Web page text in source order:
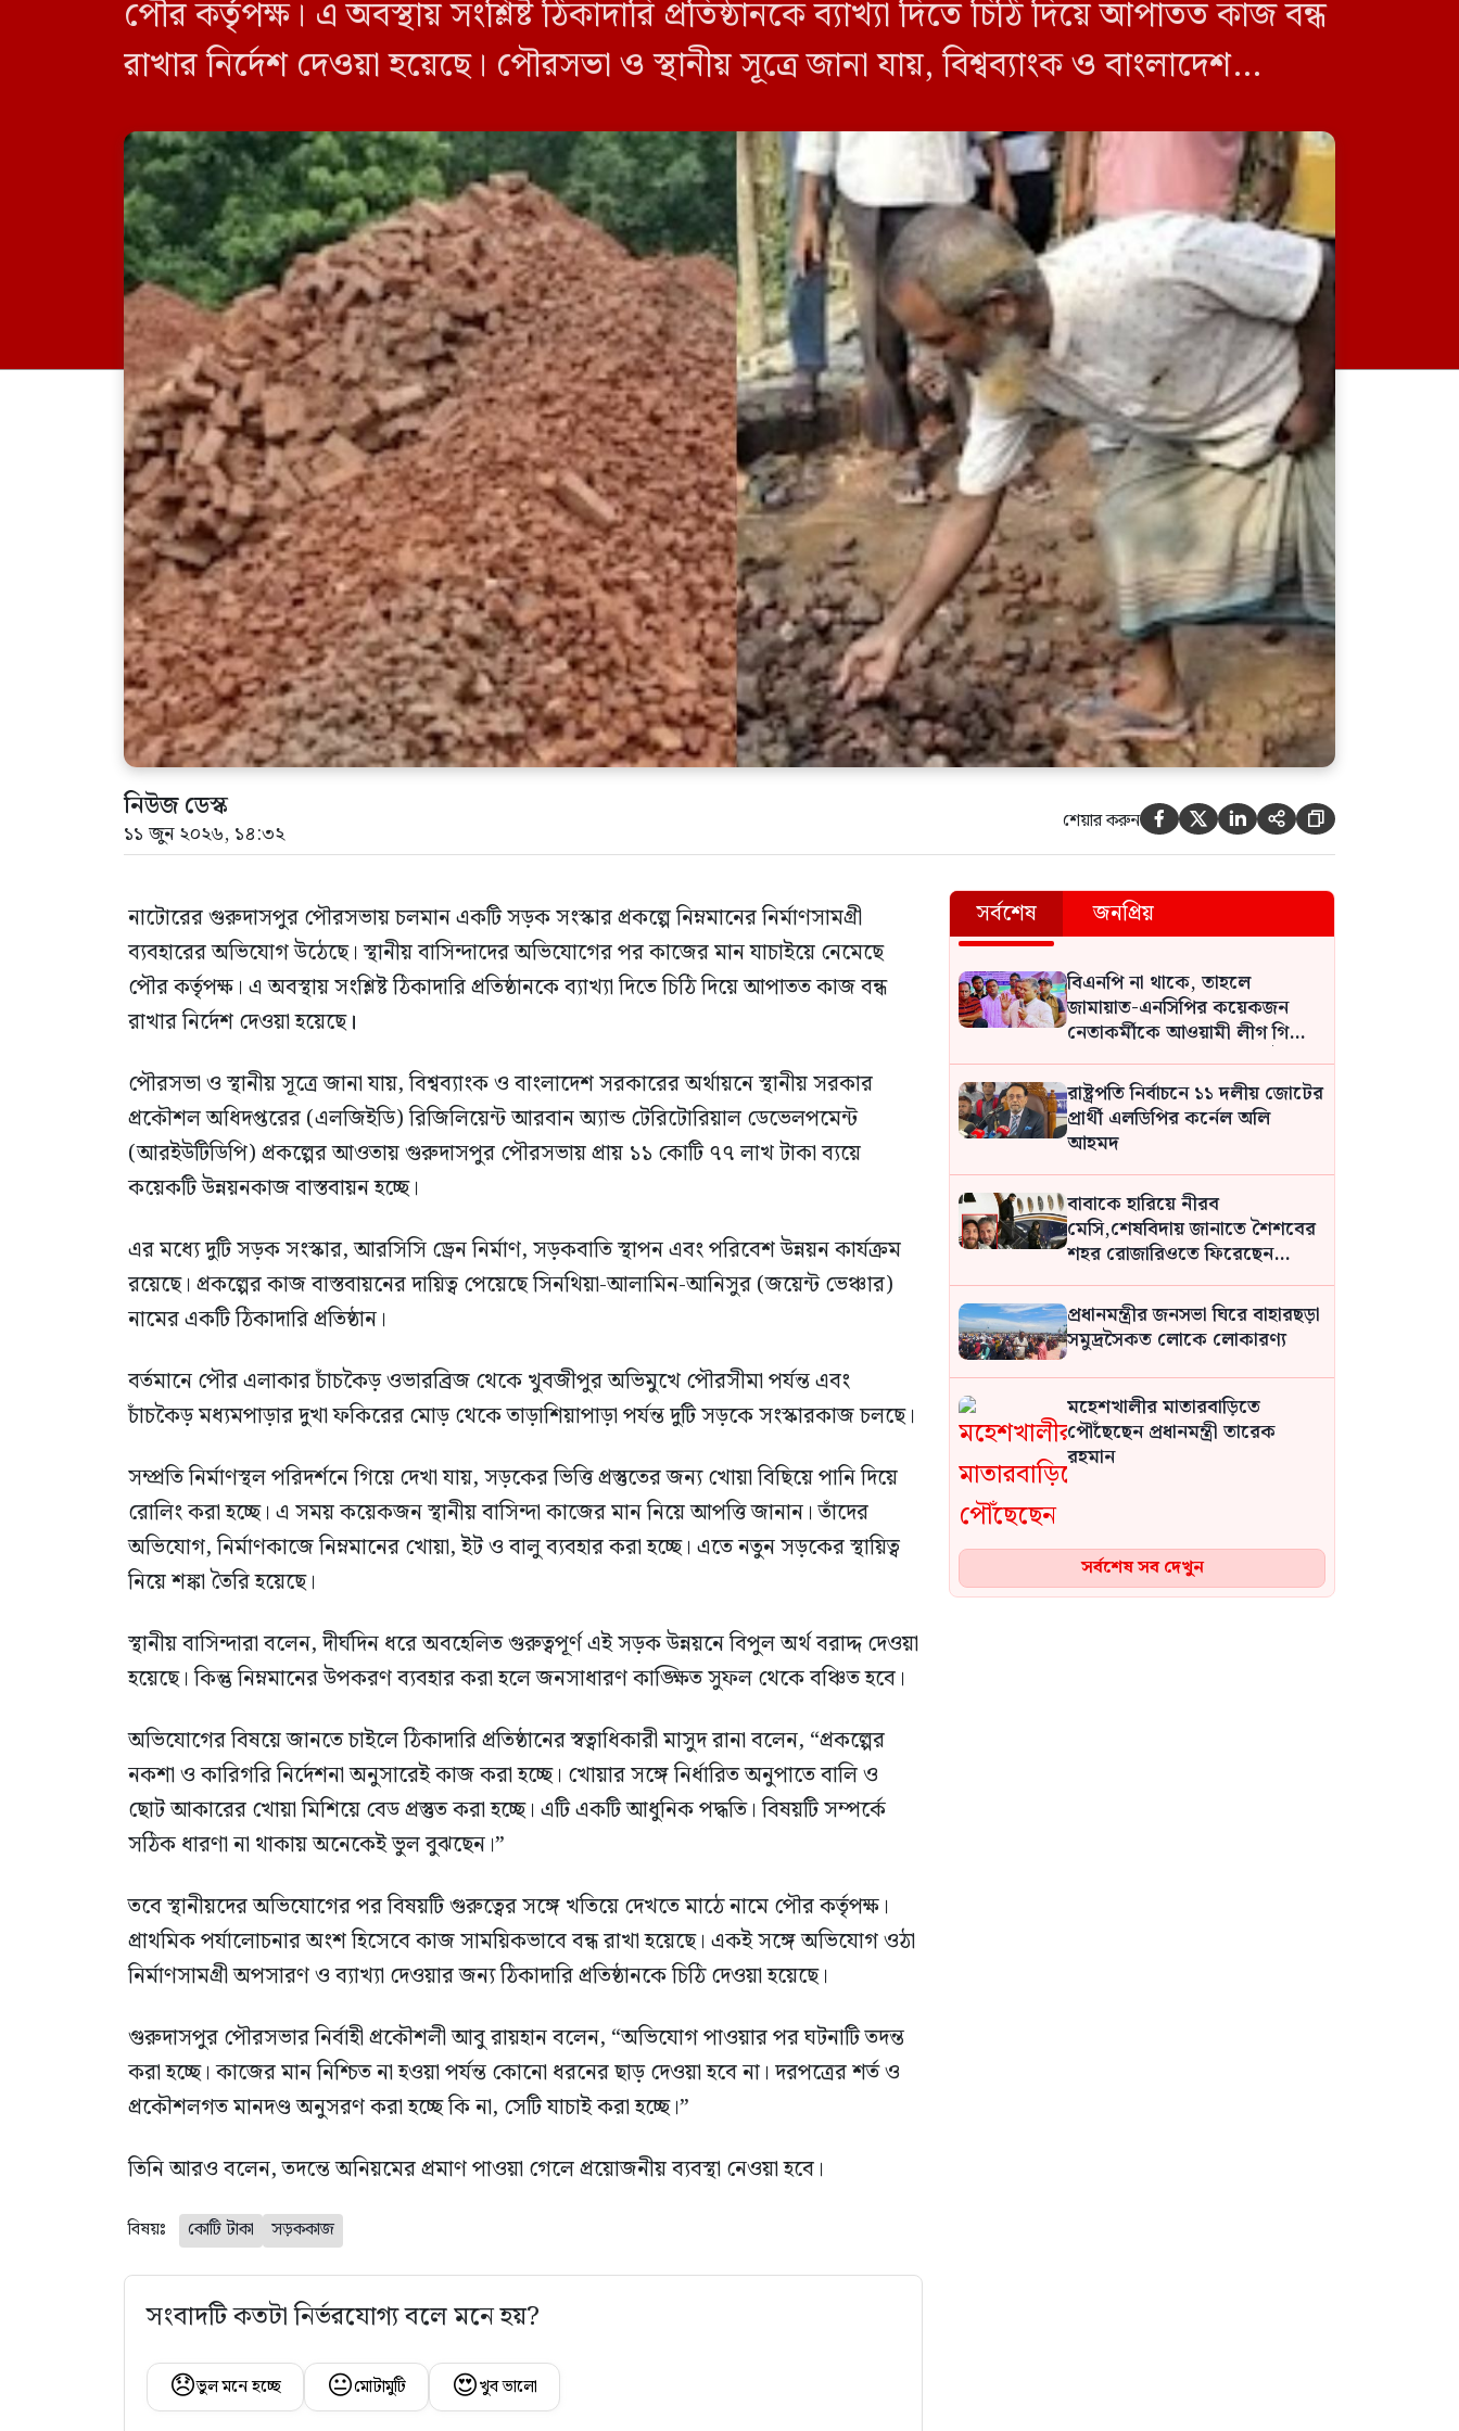
পৌর কর্তৃপক্ষ। এ অবস্থায় সংশ্লিষ্ট ঠিকাদারি প্রতিষ্ঠানকে ব্যাখ্যা দিতে চিঠি দিয়ে আপাতত কাজ বন্ধ
রাখার নির্দেশ দেওয়া হয়েছে। পৌরসভা ও স্থানীয় সূত্রে জানা যায়, বিশ্বব্যাংক ও বাংলাদেশ
নিউজ ডেস্ক
১১ জুন ২০২৬, ১৪:৩২ শেয়ার করুন     
নাটোরের গুরুদাসপুর পৌরসভায় চলমান একটি সড়ক সংস্কার প্রকল্পে নিম্নমানের নির্মাণসামগ্রী
ব্যবহারের অভিযোগ উঠেছে। স্থানীয় বাসিন্দাদের অভিযোগের পর কাজের মান যাচাইয়ে নেমেছে
পৌর কর্তৃপক্ষ। এ অবস্থায় সংশ্লিষ্ট ঠিকাদারি প্রতিষ্ঠানকে ব্যাখ্যা দিতে চিঠি দিয়ে আপাতত কাজ বন্ধ
রাখার নির্দেশ দেওয়া হয়েছে।
পৌরসভা ও স্থানীয় সূত্রে জানা যায়, বিশ্বব্যাংক ও বাংলাদেশ সরকারের অর্থায়নে স্থানীয় সরকার
প্রকৌশল অধিদপ্তরের (এলজিইডি) রিজিলিয়েন্ট আরবান অ্যান্ড টেরিটোরিয়াল ডেভেলপমেন্ট
(আরইউটিডিপি) প্রকল্পের আওতায় গুরুদাসপুর পৌরসভায় প্রায় ১১ কোটি ৭৭ লাখ টাকা ব্যয়ে
কয়েকটি উন্নয়নকাজ বাস্তবায়ন হচ্ছে।
এর মধ্যে দুটি সড়ক সংস্কার, আরসিসি ড্রেন নির্মাণ, সড়কবাতি স্থাপন এবং পরিবেশ উন্নয়ন কার্যক্রম
রয়েছে। প্রকল্পের কাজ বাস্তবায়নের দায়িত্ব পেয়েছে সিনথিয়া-আলামিন-আনিসুর (জয়েন্ট ভেঞ্চার)
নামের একটি ঠিকাদারি প্রতিষ্ঠান।
বর্তমানে পৌর এলাকার চাঁচকৈড় ওভারব্রিজ থেকে খুবজীপুর অভিমুখে পৌরসীমা পর্যন্ত এবং
চাঁচকৈড় মধ্যমপাড়ার দুখা ফকিরের মোড় থেকে তাড়াশিয়াপাড়া পর্যন্ত দুটি সড়কে সংস্কারকাজ চলছে।
সম্প্রতি নির্মাণস্থল পরিদর্শনে গিয়ে দেখা যায়, সড়কের ভিত্তি প্রস্তুতের জন্য খোয়া বিছিয়ে পানি দিয়ে
রোলিং করা হচ্ছে। এ সময় কয়েকজন স্থানীয় বাসিন্দা কাজের মান নিয়ে আপত্তি জানান। তাঁদের
অভিযোগ, নির্মাণকাজে নিম্নমানের খোয়া, ইট ও বালু ব্যবহার করা হচ্ছে। এতে নতুন সড়কের স্থায়িত্ব
নিয়ে শঙ্কা তৈরি হয়েছে।
স্থানীয় বাসিন্দারা বলেন, দীর্ঘদিন ধরে অবহেলিত গুরুত্বপূর্ণ এই সড়ক উন্নয়নে বিপুল অর্থ বরাদ্দ দেওয়া
হয়েছে। কিন্তু নিম্নমানের উপকরণ ব্যবহার করা হলে জনসাধারণ কাঙ্ক্ষিত সুফল থেকে বঞ্চিত হবে।
অভিযোগের বিষয়ে জানতে চাইলে ঠিকাদারি প্রতিষ্ঠানের স্বত্বাধিকারী মাসুদ রানা বলেন, “প্রকল্পের
নকশা ও কারিগরি নির্দেশনা অনুসারেই কাজ করা হচ্ছে। খোয়ার সঙ্গে নির্ধারিত অনুপাতে বালি ও
ছোট আকারের খোয়া মিশিয়ে বেড প্রস্তুত করা হচ্ছে। এটি একটি আধুনিক পদ্ধতি। বিষয়টি সম্পর্কে
সঠিক ধারণা না থাকায় অনেকেই ভুল বুঝছেন।”
তবে স্থানীয়দের অভিযোগের পর বিষয়টি গুরুত্বের সঙ্গে খতিয়ে দেখতে মাঠে নামে পৌর কর্তৃপক্ষ।
প্রাথমিক পর্যালোচনার অংশ হিসেবে কাজ সাময়িকভাবে বন্ধ রাখা হয়েছে। একই সঙ্গে অভিযোগ ওঠা
নির্মাণসামগ্রী অপসারণ ও ব্যাখ্যা দেওয়ার জন্য ঠিকাদারি প্রতিষ্ঠানকে চিঠি দেওয়া হয়েছে।
গুরুদাসপুর পৌরসভার নির্বাহী প্রকৌশলী আবু রায়হান বলেন, “অভিযোগ পাওয়ার পর ঘটনাটি তদন্ত
করা হচ্ছে। কাজের মান নিশ্চিত না হওয়া পর্যন্ত কোনো ধরনের ছাড় দেওয়া হবে না। দরপত্রের শর্ত ও
প্রকৌশলগত মানদণ্ড অনুসরণ করা হচ্ছে কি না, সেটি যাচাই করা হচ্ছে।”
তিনি আরও বলেন, তদন্তে অনিয়মের প্রমাণ পাওয়া গেলে প্রয়োজনীয় ব্যবস্থা নেওয়া হবে।
বিষয়ঃ কোটি টাকা সড়ককাজ
সংবাদটি কতটা নির্ভরযোগ্য বলে মনে হয়?
😞ভুল মনে হচ্ছে 😐মোটামুটি 😍খুব ভালো
সর্বশেষ জনপ্রিয়
বিএনপি না থাকে, তাহলে
জামায়াত-এনসিপির কয়েকজন
নেতাকর্মীকে আওয়ামী লীগ গিলে
খেয়ে ফেলবে: মো. শহিদুল ইসলাম
রাষ্ট্রপতি নির্বাচনে ১১ দলীয় জোটের
প্রার্থী এলডিপির কর্নেল অলি
আহমদ
বাবাকে হারিয়ে নীরব
মেসি,শেষবিদায় জানাতে শৈশবের
শহর রোজারিওতে ফিরেছেন
লিওনেল মেসি
প্রধানমন্ত্রীর জনসভা ঘিরে বাহারছড়া
সমুদ্রসৈকত লোকে লোকারণ্য
মহেশখালীর মাতারবাড়িতে
পৌঁছেছেন প্রধানমন্ত্রী তারেক
রহমান
সর্বশেষ সব দেখুন